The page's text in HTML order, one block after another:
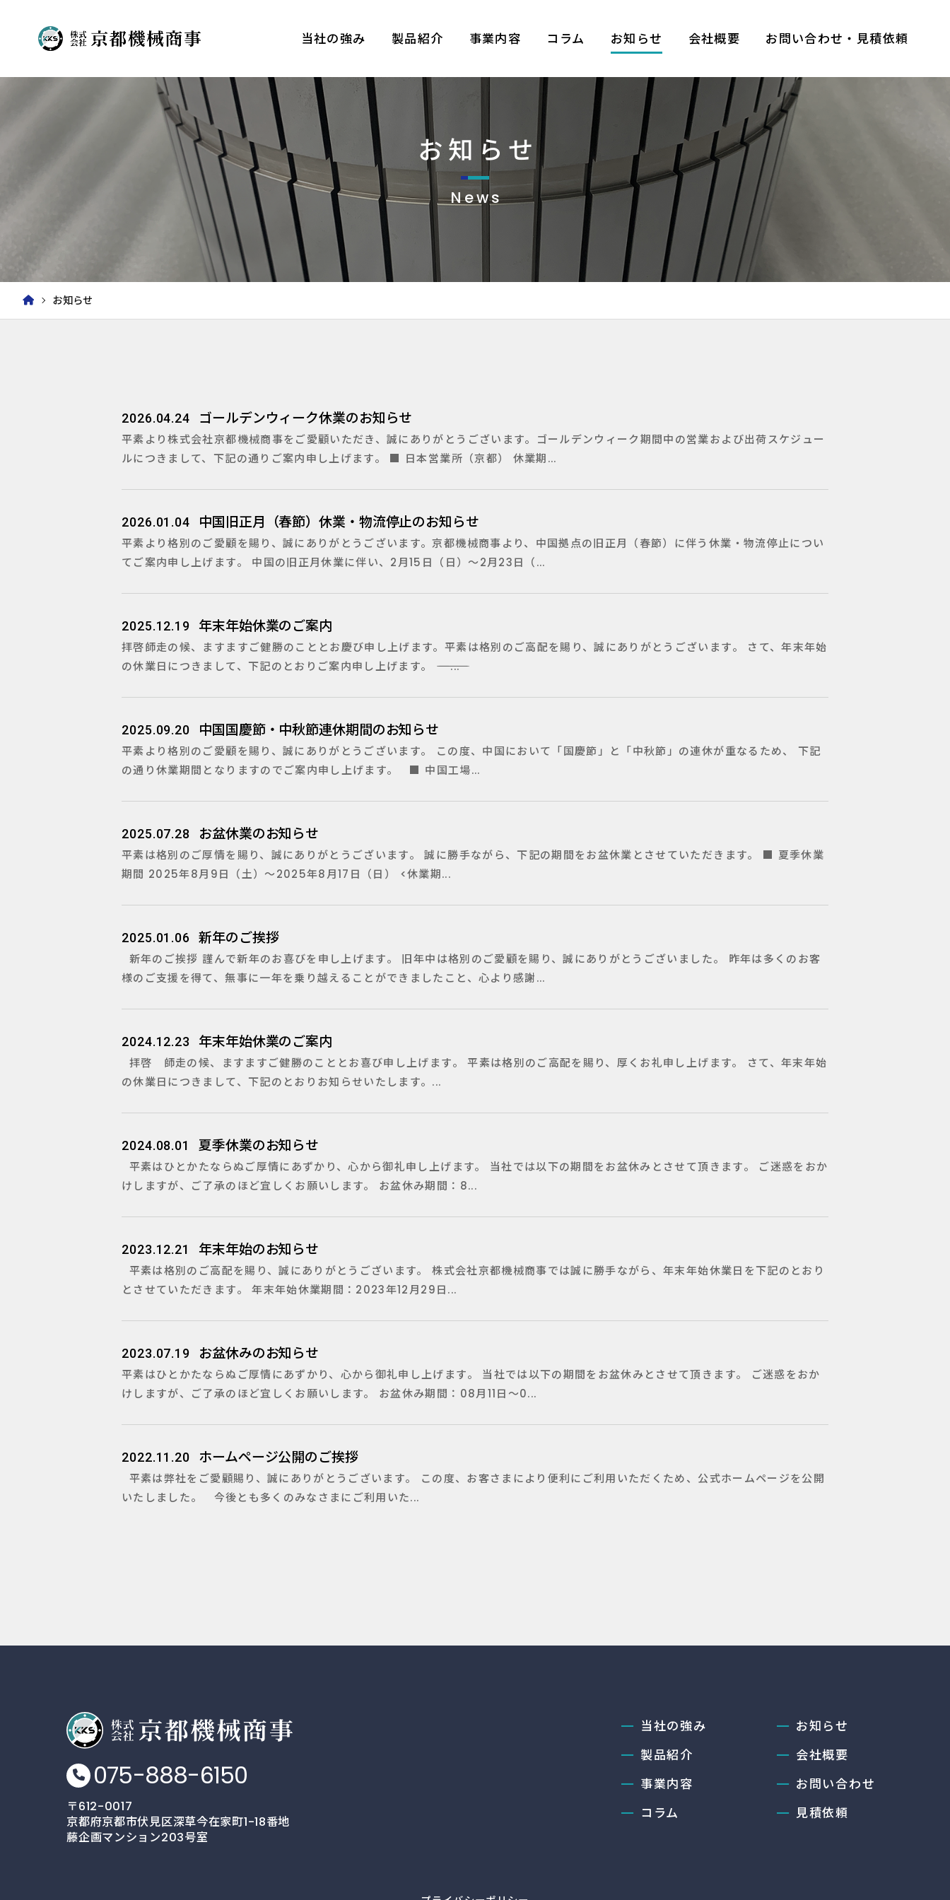
当社の強み 製品紹介 事業内容 コラム お知らせ 会社概要 お問い合わせ・見積依頼
お知らせ
News
お知らせ
2026.04.24 ゴールデンウィーク休業のお知らせ
平素より株式会社京都機械商事をご愛顧いただき、誠にありがとうございます。ゴールデンウィーク期間中の営業および出荷スケジュー
ルにつきまして、下記の通りご案内申し上げます。 ■ 日本営業所（京都） 休業期...
2026.01.04 中国旧正月（春節）休業・物流停止のお知らせ
平素より格別のご愛顧を賜り、誠にありがとうございます。京都機械商事より、中国拠点の旧正月（春節）に伴う休業・物流停止につい
てご案内申し上げます。 中国の旧正月休業に伴い、2月15日（日）〜2月23日（...
2025.12.19 年末年始休業のご案内
拝啓師走の候、ますますご健勝のこととお慶び申し上げます。平素は格別のご高配を賜り、誠にありがとうございます。 さて、年末年始
の休業日につきまして、下記のとおりご案内申し上げます。 ――――――――――...
2025.09.20 中国国慶節・中秋節連休期間のお知らせ
平素より格別のご愛顧を賜り、誠にありがとうございます。 この度、中国において「国慶節」と「中秋節」の連休が重なるため、 下記
の通り休業期間となりますのでご案内申し上げます。 ■ 中国工場...
2025.07.28 お盆休業のお知らせ
平素は格別のご厚情を賜り、誠にありがとうございます。 誠に勝手ながら、下記の期間をお盆休業とさせていただきます。 ■ 夏季休業
期間 2025年8月9日（土）～2025年8月17日（日） <休業期...
2025.01.06 新年のご挨拶
新年のご挨拶 謹んで新年のお喜びを申し上げます。 旧年中は格別のご愛顧を賜り、誠にありがとうございました。 昨年は多くのお客
様のご支援を得て、無事に一年を乗り越えることができましたこと、心より感謝...
2024.12.23 年末年始休業のご案内
拝啓 師走の候、ますますご健勝のこととお喜び申し上げます。 平素は格別のご高配を賜り、厚くお礼申し上げます。 さて、年末年始
の休業日につきまして、下記のとおりお知らせいたします。...
2024.08.01 夏季休業のお知らせ
平素はひとかたならぬご厚情にあずかり、心から御礼申し上げます。 当社では以下の期間をお盆休みとさせて頂きます。 ご迷惑をおか
けしますが、ご了承のほど宜しくお願いします。 お盆休み期間：8...
2023.12.21 年末年始のお知らせ
平素は格別のご高配を賜り、誠にありがとうございます。 株式会社京都機械商事では誠に勝手ながら、年末年始休業日を下記のとおり
とさせていただきます。 年末年始休業期間：2023年12月29日...
2023.07.19 お盆休みのお知らせ
平素はひとかたならぬご厚情にあずかり、心から御礼申し上げます。 当社では以下の期間をお盆休みとさせて頂きます。 ご迷惑をおか
けしますが、ご了承のほど宜しくお願いします。 お盆休み期間：08月11日～0...
2022.11.20 ホームページ公開のご挨拶
平素は弊社をご愛顧賜り、誠にありがとうございます。 この度、お客さまにより便利にご利用いただくため、公式ホームページを公開
いたしました。 今後とも多くのみなさまにご利用いた...
075-888-6150
〒612-0017
京都府京都市伏見区深草今在家町1-18番地
藤企画マンション203号室
━ 当社の強み
━ 製品紹介
━ 事業内容
━ コラム
━ お知らせ
━ 会社概要
━ お問い合わせ
━ 見積依頼